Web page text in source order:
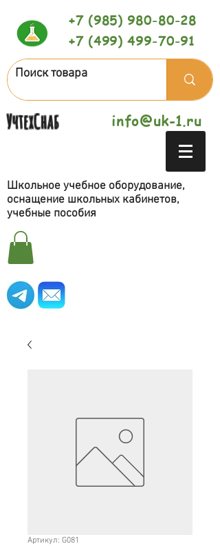
+7 (985) 980-80-28
+7 (499) 499-70-91
УчтехСнаб info@uk-1.ru
Школьное учебное оборудование,
оснащение школьных кабинетов,
учебные пособия
Артикул: G081